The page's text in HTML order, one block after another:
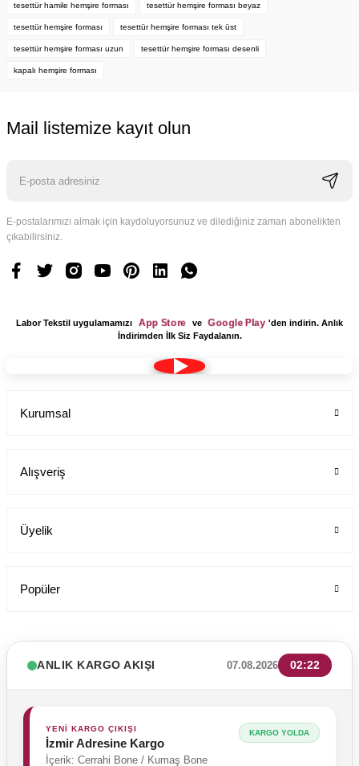
tesettür hamile hemşire forması tesettür hemşire forması beyaz
tesettür hemşire forması tesettür hemşire forması tek üst
tesettür hemşire forması uzun tesettür hemşire forması desenli
kapalı hemşire forması
Mail listemize kayıt olun
E-postalarımızı almak için kaydoluyorsunuz ve dilediğiniz zaman abonelikten
çıkabilirsiniz.
Labor Tekstil uygulamamızı App Store ve Google Play 'den indirin. Anlık
İndirimden İlk Siz Faydalanın.
Kurumsal
Alışveriş
Üyelik
Popüler
ANLIK KARGO AKIŞI 07.08.2026 02:22
YENİ KARGO ÇIKIŞI
İzmir Adresine Kargo
İçerik: Cerrahi Bone / Kumaş Bone
KARGO YOLDA